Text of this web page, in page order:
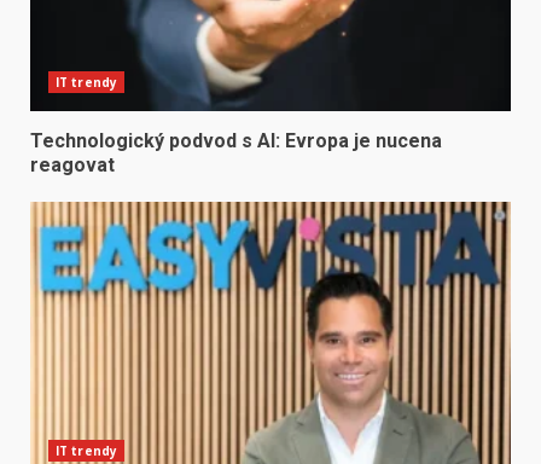
IT trendy
Technologický podvod s AI: Evropa je nucena
reagovat
IT trendy